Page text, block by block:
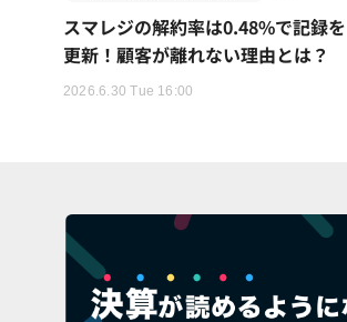
スマレジの解約率は0.48%で記録を
更新！顧客が離れない理由とは？
2026.6.30 Tue 16:00